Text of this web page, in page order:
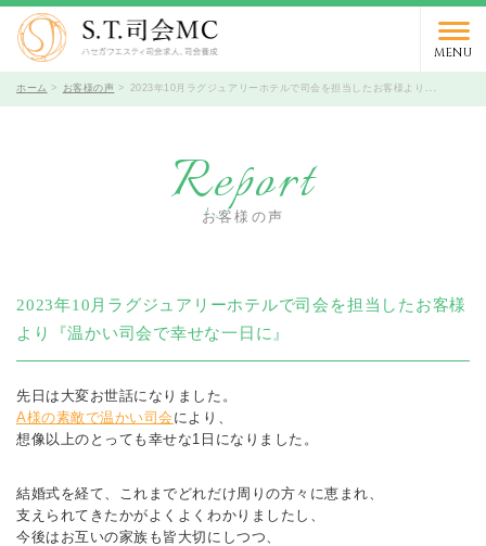
MENU
受付時間 10時～19時 / 定休日 火曜日
ホーム お客様の声 2023年10月ラグジュアリーホテルで司会を担当したお客様より『温かい司会で幸せな一日に』
Report
お客様の声
2023年10月ラグジュアリーホテルで司会を担当したお客様
より『温かい司会で幸せな一日に』
先日は大変お世話になりました。
A様の素敵で温かい司会 により、
想像以上のとっても幸せな1日になりました。
結婚式を経て、これまでどれだけ周りの方々に恵まれ、
支えられてきたかがよくよくわかりましたし、
今後はお互いの家族も皆大切にしつつ、